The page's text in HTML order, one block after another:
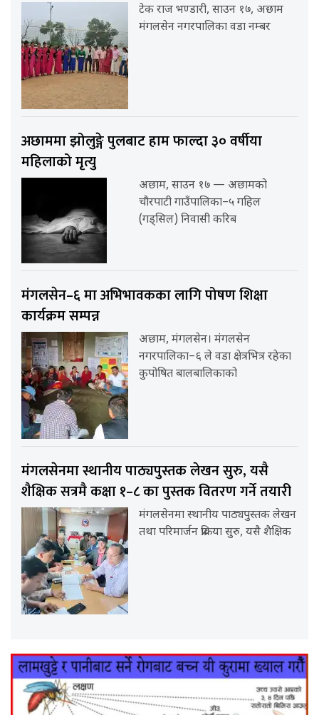
टेक राज भण्डारी, साउन १७, अछाम
मंगलसेन नगरपालिका वडा नम्बर
अछाममा झोलुङ्गे पुलबाट हाम फाल्दा ३० वर्षीया
महिलाको मृत्यु
अछाम, साउन १७ — अछामको
चौरपाटी गाउँपालिका–५ गहिल
(गड्सिल) निवासी करिब
मंगलसेन–६ मा अभिभावकका लागि पोषण शिक्षा
कार्यक्रम सम्पन्न
अछाम, मंगलसेन। मंगलसेन
नगरपालिका–६ ले वडा क्षेत्रभित्र रहेका
कुपोषित बालबालिकाको
मंगलसेनमा स्थानीय पाठ्यपुस्तक लेखन सुरु, यसै
शैक्षिक सत्रमै कक्षा १–८ का पुस्तक वितरण गर्ने तयारी
मंगलसेनमा स्थानीय पाठ्यपुस्तक लेखन
तथा परिमार्जन प्रक्रिया सुरु, यसै शैक्षिक